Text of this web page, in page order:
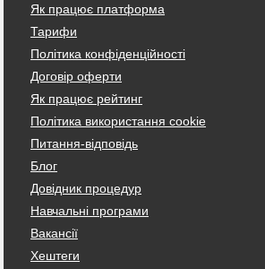
Як працює платформа
Тарифи
Політика конфіденційності
Договір оферти
Як працює рейтинг
Політика використання cookie
Питання-відповідь
Блог
Довідник процедур
Навчальні програми
Вакансії
Хештеги